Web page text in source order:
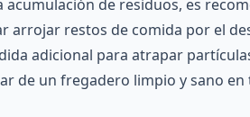
acumulación de residuos, es
arrojar restos de comida por el
adicional para atrapar
de un fregadero limpio y sano